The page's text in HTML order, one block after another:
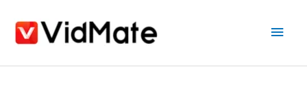
जानुहोस्
मुख्य